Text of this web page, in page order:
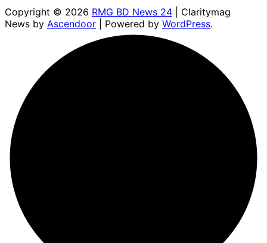
Copyright © 2026 RMG BD News 24 | Claritymag
News by Ascendoor | Powered by WordPress.